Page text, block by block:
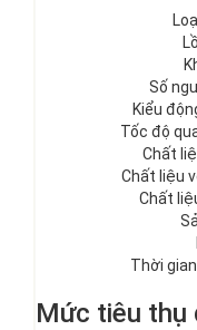
Số
Kiểu
Tốc độ
Chất
Chất liệu
Chất
Thời
Mức tiêu thụ